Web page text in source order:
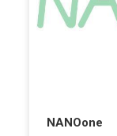
NANOone